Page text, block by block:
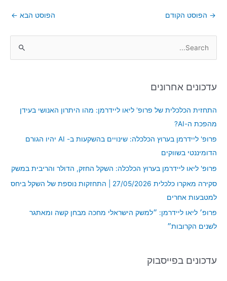
→ הפוסט הקודם הפוסט הבא ←
r
:
עדכונים אחרונים
התחזית הכלכלית של פרופ' ליאו ליידרמן: מהו היתרון האנושי בעידן
מהפכת ה-AI?
פרופ' ליידרמן בערוץ הכלכלה: שינויים בהשקעות ב- AI יהיו הגורם
הדומיננטי בשווקים
פרופ' ליאו ליידרמן בערוץ הכלכלה: השקל החזק, הדולר והריבית במשק
סקירה מאקרו כלכלית 27/05/2026 | התחזקות נוספת של השקל ביחס
למטבעות אחרים
פרופ׳ ליאו ליידרמן: ״למשק הישראלי מחכה מבחן קשה ומאתגר
לשנים הקרובות״
עדכונים בפייסבוק